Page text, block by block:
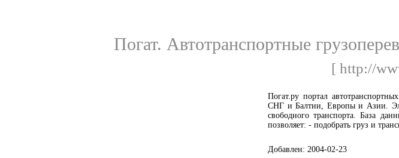
Погат. Автотранспортные
[ http://
Погат.ру портал
СНГ и Балтии, Европы и Азии.
свободного транспорта. База
позволяет: - подобрать груз и
Добавлен: 2004-02-23